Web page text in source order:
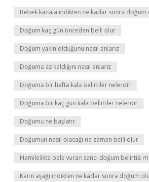
Bebek kanala indikten ne kadar sonra doğum
Doğum kaç gün önceden belli olur
Doğum yakın olduğunu nasıl anlarız
Doğuma az kaldığını nasıl anlarız
Doğuma bir hafta kala belirtiler nelerdir
Doğuma bir kaç gün kala belirtiler nelerdir
Doğumu ne başlatır
Doğumun nasıl olacağı ne zaman belli olur
Hamilelikte bele vuran sancı doğum belirtisi mi
Karın aşağı indikten ne kadar sonra doğum